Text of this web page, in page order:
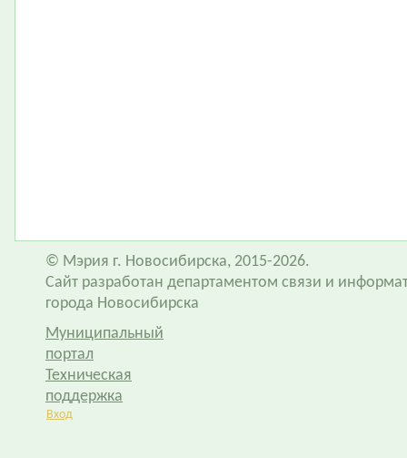
© Мэрия г. Новосибирска, 2015-2026.
Сайт разработан департаментом связи и
города Новосибирска
Муниципальный
портал
Техническая
поддержка
Вход